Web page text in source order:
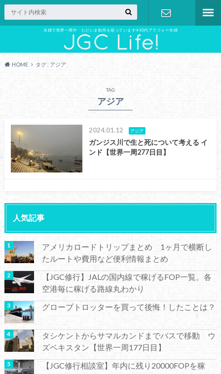
夫婦で世界一周中 ただいま欧州を巡っています✈︎30代アラフォー夫婦
お問い合わ
HOME タグ : アジア
TAG
アジア
2024.01.12 アジア
ガンジス川で生と死について考える イ
ンド【世界一周277日目】
人気記事
アメリカロードトリップまとめ 1ヶ月で横断し
たルートや費用など便利情報まとめ
【JGC修行】JALの国内線で稼げるFOP一覧。各
空港毎に稼げる路線丸わかり
グローブトロッターを買って後悔！したことは？
タシケントからサマルカンドまでバスで移動 ウ
ズベキスタン【世界一周177日目】
【JGC修行相談室】年内に残り20000FOPを稼